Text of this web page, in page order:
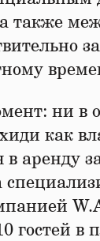
также
ни в
как
в аренду
гостей